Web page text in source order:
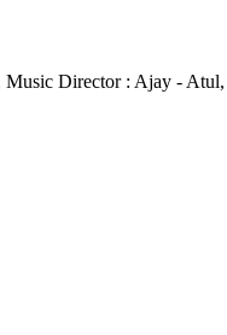
Director : Ajay - Atul,